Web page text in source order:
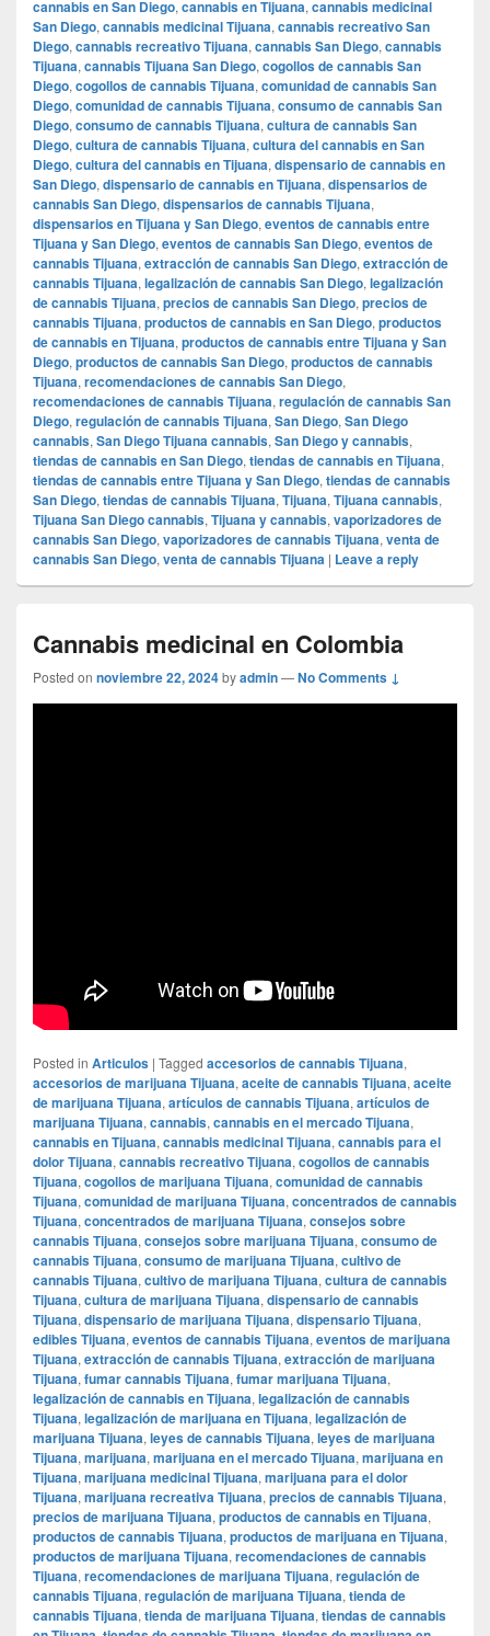
cannabis en San Diego, cannabis en Tijuana, cannabis medicinal
San Diego, cannabis medicinal Tijuana, cannabis recreativo San
Diego, cannabis recreativo Tijuana, cannabis San Diego, cannabis
Tijuana, cannabis Tijuana San Diego, cogollos de cannabis San
Diego, cogollos de cannabis Tijuana, comunidad de cannabis San
Diego, comunidad de cannabis Tijuana, consumo de cannabis San
Diego, consumo de cannabis Tijuana, cultura de cannabis San
Diego, cultura de cannabis Tijuana, cultura del cannabis en San
Diego, cultura del cannabis en Tijuana, dispensario de cannabis en
San Diego, dispensario de cannabis en Tijuana, dispensarios de
cannabis San Diego, dispensarios de cannabis Tijuana,
dispensarios en Tijuana y San Diego, eventos de cannabis entre
Tijuana y San Diego, eventos de cannabis San Diego, eventos de
cannabis Tijuana, extracción de cannabis San Diego, extracción de
cannabis Tijuana, legalización de cannabis San Diego, legalización
de cannabis Tijuana, precios de cannabis San Diego, precios de
cannabis Tijuana, productos de cannabis en San Diego, productos
de cannabis en Tijuana, productos de cannabis entre Tijuana y San
Diego, productos de cannabis San Diego, productos de cannabis
Tijuana, recomendaciones de cannabis San Diego,
recomendaciones de cannabis Tijuana, regulación de cannabis San
Diego, regulación de cannabis Tijuana, San Diego, San Diego
cannabis, San Diego Tijuana cannabis, San Diego y cannabis,
tiendas de cannabis en San Diego, tiendas de cannabis en Tijuana,
tiendas de cannabis entre Tijuana y San Diego, tiendas de cannabis
San Diego, tiendas de cannabis Tijuana, Tijuana, Tijuana cannabis,
Tijuana San Diego cannabis, Tijuana y cannabis, vaporizadores de
cannabis San Diego, vaporizadores de cannabis Tijuana, venta de
cannabis San Diego, venta de cannabis Tijuana | Leave a reply
Cannabis medicinal en Colombia
Posted on noviembre 22, 2024byadmin—No Comments ↓
Posted in Articulos | Tagged accesorios de cannabis Tijuana,
accesorios de marijuana Tijuana, aceite de cannabis Tijuana, aceite
de marijuana Tijuana, artículos de cannabis Tijuana, artículos de
marijuana Tijuana, cannabis, cannabis en el mercado Tijuana,
cannabis en Tijuana, cannabis medicinal Tijuana, cannabis para el
dolor Tijuana, cannabis recreativo Tijuana, cogollos de cannabis
Tijuana, cogollos de marijuana Tijuana, comunidad de cannabis
Tijuana, comunidad de marijuana Tijuana, concentrados de cannabis
Tijuana, concentrados de marijuana Tijuana, consejos sobre
cannabis Tijuana, consejos sobre marijuana Tijuana, consumo de
cannabis Tijuana, consumo de marijuana Tijuana, cultivo de
cannabis Tijuana, cultivo de marijuana Tijuana, cultura de cannabis
Tijuana, cultura de marijuana Tijuana, dispensario de cannabis
Tijuana, dispensario de marijuana Tijuana, dispensario Tijuana,
edibles Tijuana, eventos de cannabis Tijuana, eventos de marijuana
Tijuana, extracción de cannabis Tijuana, extracción de marijuana
Tijuana, fumar cannabis Tijuana, fumar marijuana Tijuana,
legalización de cannabis en Tijuana, legalización de cannabis
Tijuana, legalización de marijuana en Tijuana, legalización de
marijuana Tijuana, leyes de cannabis Tijuana, leyes de marijuana
Tijuana, marijuana, marijuana en el mercado Tijuana, marijuana en
Tijuana, marijuana medicinal Tijuana, marijuana para el dolor
Tijuana, marijuana recreativa Tijuana, precios de cannabis Tijuana,
precios de marijuana Tijuana, productos de cannabis en Tijuana,
productos de cannabis Tijuana, productos de marijuana en Tijuana,
productos de marijuana Tijuana, recomendaciones de cannabis
Tijuana, recomendaciones de marijuana Tijuana, regulación de
cannabis Tijuana, regulación de marijuana Tijuana, tienda de
cannabis Tijuana, tienda de marijuana Tijuana, tiendas de cannabis